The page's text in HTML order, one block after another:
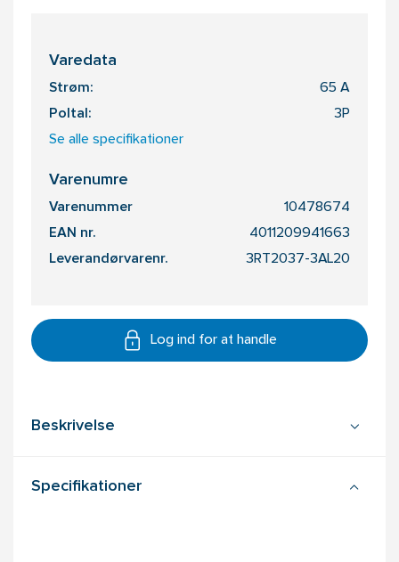
Varedata
Strøm: 65 A
Poltal: 3P
Se alle specifikationer
Varenumre
Varenummer 10478674
EAN nr. 4011209941663
Leverandørvarenr. 3RT2037-3AL20
Log ind for at handle
Beskrivelse
Specifikationer